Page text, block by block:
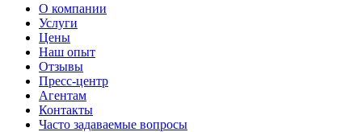
О компании
Услуги
Цены
Наш опыт
Отзывы
Пресс-центр
Агентам
Контакты
Часто задаваемые вопросы